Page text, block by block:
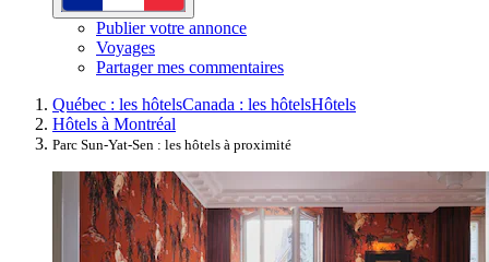
Publier votre annonce
Voyages
Partager mes commentaires
Québec : les hôtelsCanada : les hôtelsHôtels
Hôtels à Montréal
Parc Sun-Yat-Sen : les hôtels à proximité